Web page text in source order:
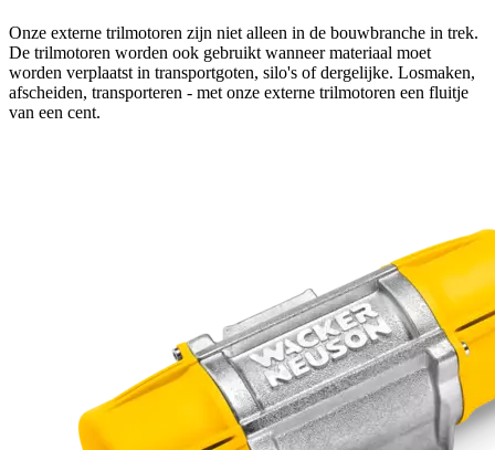
Onze externe trilmotoren zijn niet alleen in de bouwbranche in trek.
De trilmotoren worden ook gebruikt wanneer materiaal moet
worden verplaatst in transportgoten, silo's of dergelijke. Losmaken,
afscheiden, transporteren - met onze externe trilmotoren een fluitje
van een cent.